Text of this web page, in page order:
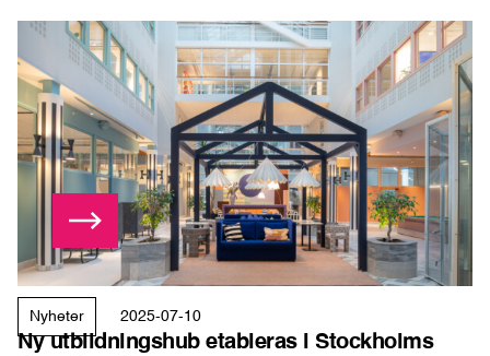
Ny utbildningshub etableras i Stockholms Hamnkvarter
Läs mer
Nyheter 2025-07-10
Ny utbildningshub etableras i Stockholms